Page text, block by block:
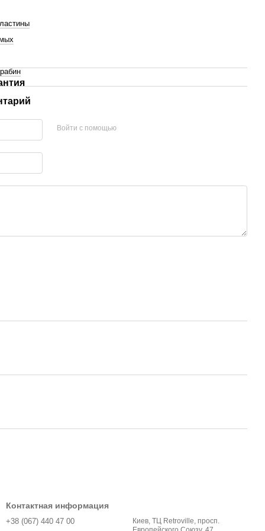
Войти с помощью
Контактная информация
+38 (067) 440 47 00
Киев, ТЦ Retroville, просп.